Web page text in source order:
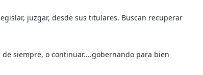
juzgar, desde sus titulares. Buscan recuperar
siempre, o continuar....gobernando para bien